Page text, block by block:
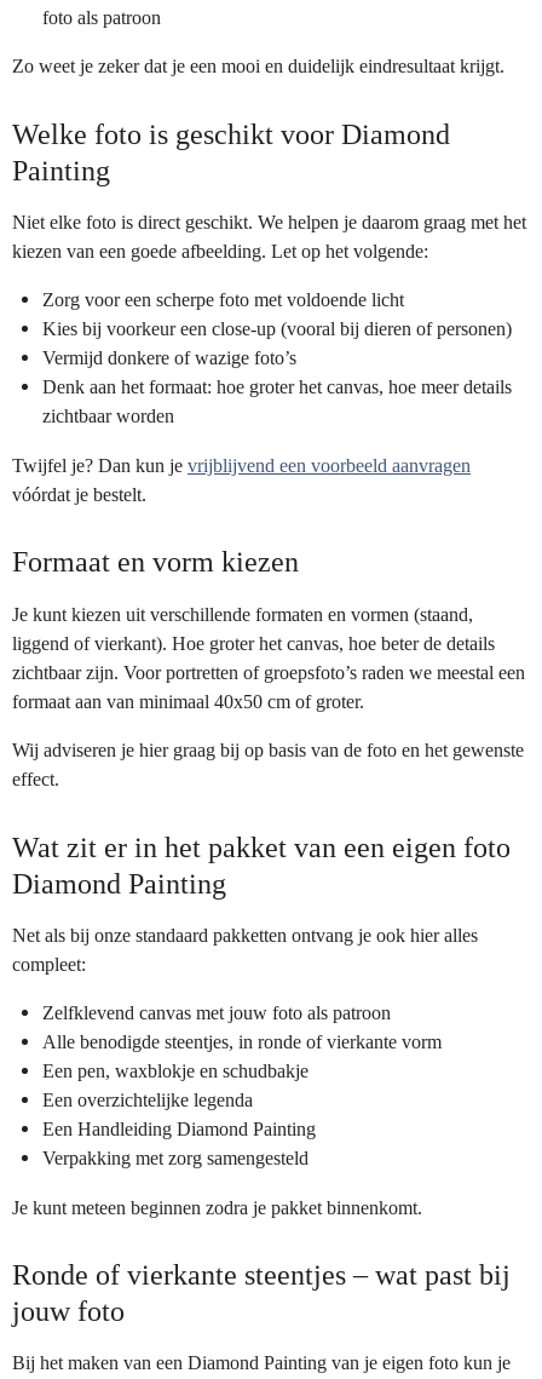
foto als patroon
Zo weet je zeker dat je een mooi en duidelijk eindresultaat krijgt.
Welke foto is geschikt voor Diamond
Painting
Niet elke foto is direct geschikt. We helpen je daarom graag met het
kiezen van een goede afbeelding. Let op het volgende:
Zorg voor een scherpe foto met voldoende licht
Kies bij voorkeur een close-up (vooral bij dieren of personen)
Vermijd donkere of wazige foto’s
Denk aan het formaat: hoe groter het canvas, hoe meer details
zichtbaar worden
Twijfel je? Dan kun je vrijblijvend een voorbeeld aanvragen
vóórdat je bestelt.
Formaat en vorm kiezen
Je kunt kiezen uit verschillende formaten en vormen (staand,
liggend of vierkant). Hoe groter het canvas, hoe beter de details
zichtbaar zijn. Voor portretten of groepsfoto’s raden we meestal een
formaat aan van minimaal 40x50 cm of groter.
Wij adviseren je hier graag bij op basis van de foto en het gewenste
effect.
Wat zit er in het pakket van een eigen foto
Diamond Painting
Net als bij onze standaard pakketten ontvang je ook hier alles
compleet:
Zelfklevend canvas met jouw foto als patroon
Alle benodigde steentjes, in ronde of vierkante vorm
Een pen, waxblokje en schudbakje
Een overzichtelijke legenda
Een Handleiding Diamond Painting
Verpakking met zorg samengesteld
Je kunt meteen beginnen zodra je pakket binnenkomt.
Ronde of vierkante steentjes – wat past bij
jouw foto
Bij het maken van een Diamond Painting van je eigen foto kun je